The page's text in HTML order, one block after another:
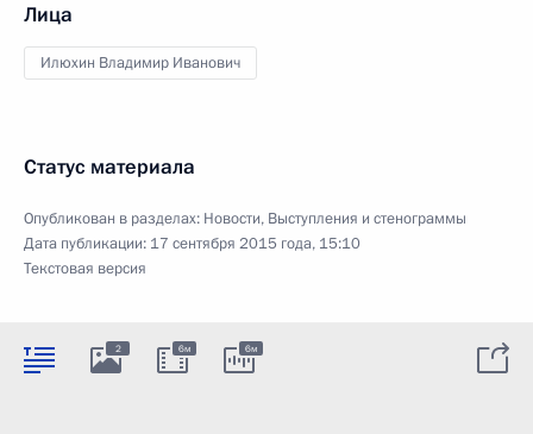
Лица
Илюхин Владимир Иванович
Статус материала
Опубликован в разделах: Новости, Выступления и стенограммы
Дата публикации: 17 сентября 2015 года, 15:10
Текстовая версия
2 6м 6м